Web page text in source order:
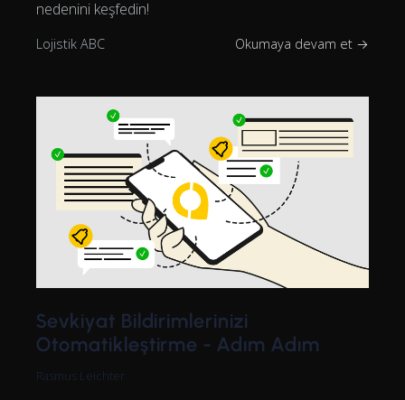
nedenini keşfedin!
Lojistik ABC Okumaya devam et →
Sevkiyat Bildirimlerinizi
Otomatikleştirme - Adım Adım
Rasmus Leichter